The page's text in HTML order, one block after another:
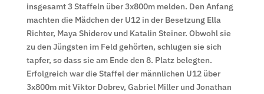
insgesamt 3 Staffeln über 3x800m melden. Den Anfang
machten die Mädchen der U12 in der Besetzung Ella
Richter, Maya Shiderov und Katalin Steiner. Obwohl sie
zu den Jüngsten im Feld gehörten, schlugen sie sich
tapfer, so dass sie am Ende den 8. Platz belegten.
Erfolgreich war die Staffel der männlichen U12 über
3x800m mit Viktor Dobrev, Gabriel Miller und Jonathan